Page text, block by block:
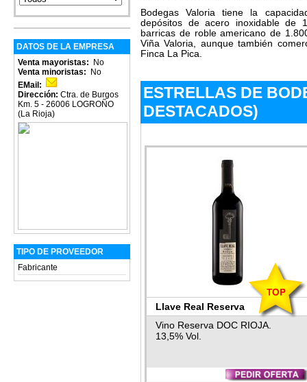
DATOS DE LA EMPRESA
Venta mayoristas:
No
Venta minoristas:
No
EMail:
Dirección: Ctra. de Burgos
Km. 5 - 26006 LOGROÑO
(La Rioja)
TIPO DE PROVEEDOR
Fabricante
Bodegas Valoria tiene la
depósitos de acero inoxidable de
barricas de roble americano de
Viña Valoria, aunque también
Finca La Pica.
ESTRELLAS DE
DESTACADOS)
Llave Real Reserva
Vino Reserva DOC RIOJA.
13,5% Vol.